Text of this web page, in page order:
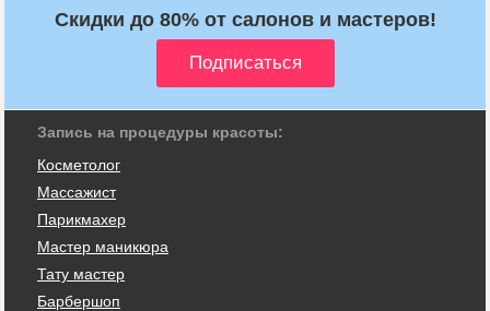
Скидки до 80% от салонов и мастеров!
Запись на процедуры красоты:
Косметолог
Массажист
Парикмахер
Мастер маникюра
Тату мастер
Барбершоп